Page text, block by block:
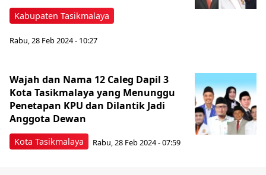
Kabupaten Tasikmalaya
Rabu, 28 Feb 2024 - 10:27
Kota Tasikmalaya
Wajah dan Nama 12 Caleg Dapil 3
Kota Tasikmalaya yang Menunggu
Penetapan KPU dan Dilantik Jadi
Anggota Dewan
Rabu, 28 Feb 2024 - 07:59